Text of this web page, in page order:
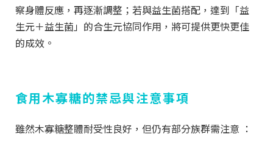
察身體反應，再逐漸調整；若與益生菌搭配，達到「益
生元＋益生菌」的合生元協同作用，將可提供更快更佳
的成效。
食用木寡糖的禁忌與注意事項
雖然木寡糖整體耐受性良好，但仍有部分族群需注意 ：